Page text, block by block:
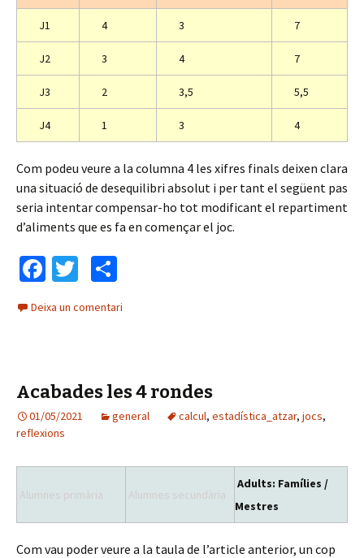
J1 4 3 7
J2 3 4 7
J3 2 3,5 5,5
J4 1 3 4
Com podeu veure a la columna 4 les xifres finals deixen clara
una situació de desequilibri absolut i per tant el següent pas
seria intentar compensar-ho tot modificant el repartiment
d’aliments que es fa en començar el joc.
Fa
b
k
T
tt
o
m
te
ix
Deixa un comentari
Acabades les 4 rondes
01/05/2021 general calcul, estadística_atzar, jocs,
reflexions
Alumnes primària Alumnes secundària
Adults: Famílies /
Mestres
Com vau poder veure a la taula de l’article anterior, un cop